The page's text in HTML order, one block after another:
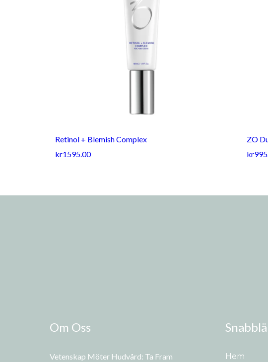
Retinol + Blemish Complex
kr1595.00
ZO
Om Oss
Vetenskap Möter Hudvård: Ta Fram Hem